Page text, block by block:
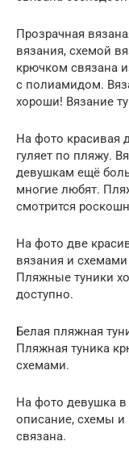
Прозрачная
вязания, схемой
крючком связана
с полиамидом.
хороши! Вязание
На фото красивая
гуляет по пляжу.
девушкам ещё
многие любят.
смотрится
На фото две
вязания и
Пляжные туники
доступно.
Белая пляжная
Пляжная туника
схемами.
На фото девушка в
описание, схемы и
связана.